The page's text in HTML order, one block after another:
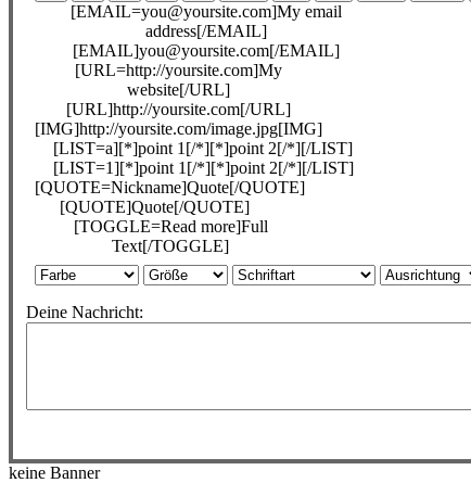
[EMAIL=you@yoursite.com]My email
address[/EMAIL]
[EMAIL]you@yoursite.com[/EMAIL]
[URL=http://yoursite.com]My
website[/URL]
[URL]http://yoursite.com[/URL]
[IMG]http://yoursite.com/image.jpg[IMG]
[LIST=a][*]point 1[/*][*]point 2[/*][/LIST]
[LIST=1][*]point 1[/*][*]point 2[/*][/LIST]
[QUOTE=Nickname]Quote[/QUOTE]
[QUOTE]Quote[/QUOTE]
[TOGGLE=Read more]Full
Text[/TOGGLE]
Deine Nachricht:
keine Banner